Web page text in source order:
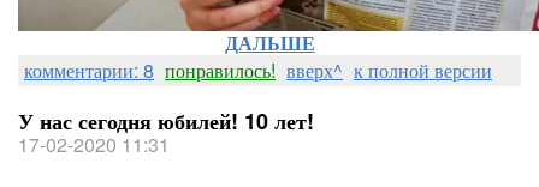
ДАЛЬШЕ
комментарии: 8 понравилось! вверх^ к полной версии
У нас сегодня юбилей! 10 лет!
17-02-2020 11:31